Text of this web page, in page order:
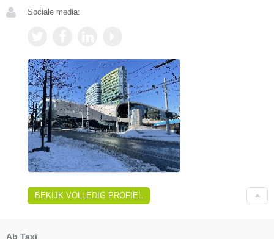
Sociale media:
BEKIJK VOLLEDIG PROFIEL
Ab Taxi